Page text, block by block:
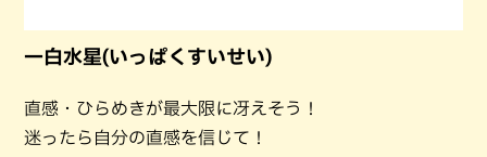
一白水星(いっぱくすいせい)
直感・ひらめきが最大限に冴えそう！
迷ったら自分の直感を信じて！